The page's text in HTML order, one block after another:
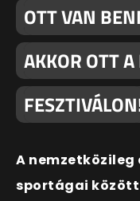
OTT VAN
AKKOR OTT A
A
sportágai között